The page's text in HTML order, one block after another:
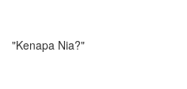
"Kenapa Nia?"